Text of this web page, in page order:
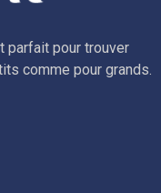
parfait pour trouver
comme pour grands.